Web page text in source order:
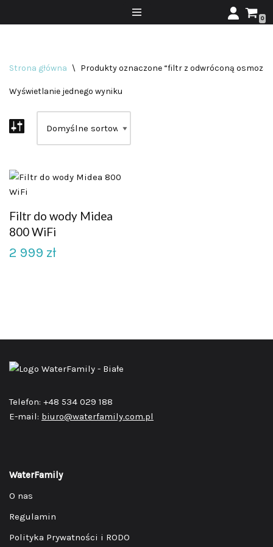
0
Strona główna \ Produkty oznaczone “filtr z odwróconą osmozą”
Wyświetlanie jednego wyniku
Filtr do wody Midea
800 WiFi
2 999 zł
Telefon: +48 534 029 188
E-mail: biuro@waterfamily.com.pl
WaterFamily
O nas
Regulamin
Polityka Prywatności i RODO